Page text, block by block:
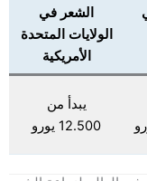
الشعر في
الولايات المتحدة
الأمريكية
يبدأ من
12.500 يورو